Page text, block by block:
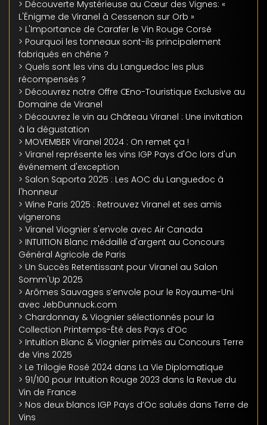
> Découverte Mystérieuse au Cœur des Vignes: «
L'Énigme de Viranel à Cessenon sur Orb »
> L'Importance de Carafer le Vin Rouge Corsé
> Pourquoi les tonneaux sont-ils principalement
fabriqués en chêne ?
> Quels sont les vins du Languedoc les plus
récompensés ?
> Découvrez notre Offre Œno-Touristique Exclusive au
Domaine de Viranel
> Découvrez le vin au Château Viranel : Une invitation
à la dégustation
> MOVEMBER Viranel 2024 : On remet ça !
> Viranel représente les vins IGP Pays d'Oc lors d'un
événement d'exception
> Salon Saporta 2025 : Les AOC du Languedoc à
l'honneur
> Wine Paris 2025 : Retrouvez Viranel et ses amis
vignerons
> Viranel Viognier s'envole avec Air Canada
> INTUITION Blanc médaillé d'argent au Concours
Général Agricole de Paris
> Un Succès Retentissant pour Viranel au Salon
Somm'Up 2025
> Arômes Sauvages s’envole pour le Royaume-Uni
avec JebDunnuck.com
> Chardonnay & Viognier sélectionnés pour la
Collection Printemps-Été des Pays d’Oc
> Intuition Blanc & Viognier primés au Concours Terre
de Vins 2025
> Le Trilogie Rosé 2024 dans La Vie Diplomatique
> 91/100 pour Intuition Rouge 2023 dans la Revue du
Vin de France
> Nos deux blancs IGP Pays d’Oc salués dans Terre de
Vins